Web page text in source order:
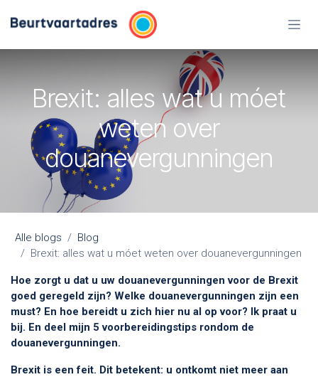
Brexit: alles wat u móet
weten over
douanevergunningen
Alle blogs
Blog
Brexit: alles wat u móet weten over douanevergunningen
Hoe zorgt u dat u uw douanevergunningen voor de Brexit
goed geregeld zijn? Welke douanevergunningen zijn een
must? En hoe bereidt u zich hier nu al op voor? Ik praat u
bij. En deel mijn 5 voorbereidingstips rondom de
douanevergunningen.
Brexit is een feit. Dit betekent: u ontkomt niet meer aan